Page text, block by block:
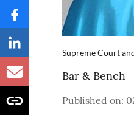
Supreme Court
Bar & Bench
Published on: